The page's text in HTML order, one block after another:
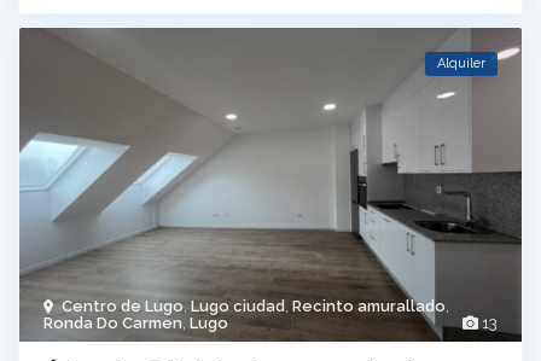
13
Centro de Lugo Lugo ciudad Recinto amurallado
Ronda Do Carmen Lugo
Alquiler